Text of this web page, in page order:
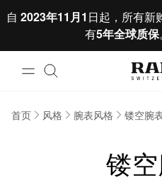
自 2023年11月1 日起，所有新
有5年全球质保
首页 风格 腕表风格 镂空腕
镂